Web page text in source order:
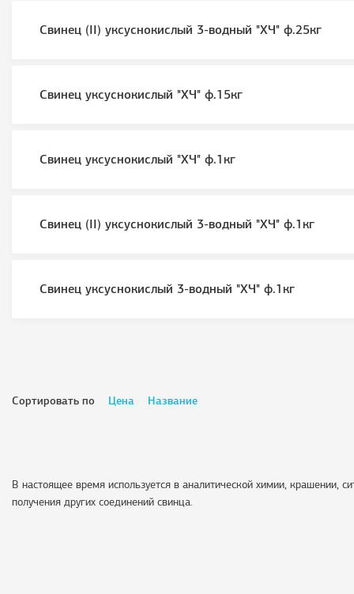
Свинец (II) уксуснокислый 3-водный "ХЧ" ф.25кг
Свинец уксуснокислый "ХЧ" ф.15кг
Свинец уксуснокислый "ХЧ" ф.1кг
Свинец (II) уксуснокислый 3-водный "ХЧ" ф.1кг
Свинец уксуснокислый 3-водный "ХЧ" ф.1кг
Сортировать по Цена Название
В настоящее время используется в аналитической химии, крашении,
получения других соединений свинца.